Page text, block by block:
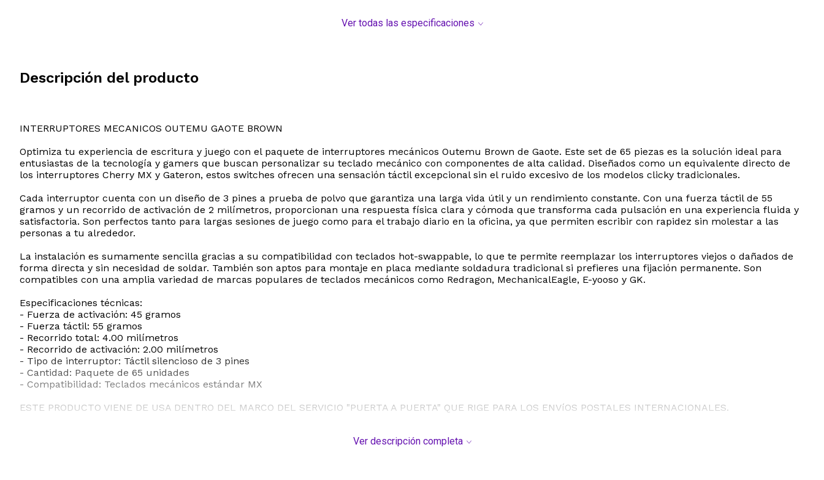
Ver todas las especificaciones
Descripción del producto
INTERRUPTORES MECANICOS OUTEMU GAOTE BROWN
Optimiza tu experiencia de escritura y juego con el paquete de interruptores mecánicos Outemu Brown de Gaote. Este set de 65 piezas es la solución ideal para
entusiastas de la tecnología y gamers que buscan personalizar su teclado mecánico con componentes de alta calidad. Diseñados como un equivalente directo de
los interruptores Cherry MX y Gateron, estos switches ofrecen una sensación táctil excepcional sin el ruido excesivo de los modelos clicky tradicionales.
Cada interruptor cuenta con un diseño de 3 pines a prueba de polvo que garantiza una larga vida útil y un rendimiento constante. Con una fuerza táctil de 55
gramos y un recorrido de activación de 2 milímetros, proporcionan una respuesta física clara y cómoda que transforma cada pulsación en una experiencia fluida y
satisfactoria. Son perfectos tanto para largas sesiones de juego como para el trabajo diario en la oficina, ya que permiten escribir con rapidez sin molestar a las
personas a tu alrededor.
La instalación es sumamente sencilla gracias a su compatibilidad con teclados hot-swappable, lo que te permite reemplazar los interruptores viejos o dañados de
forma directa y sin necesidad de soldar. También son aptos para montaje en placa mediante soldadura tradicional si prefieres una fijación permanente. Son
compatibles con una amplia variedad de marcas populares de teclados mecánicos como Redragon, MechanicalEagle, E-yooso y GK.
Especificaciones técnicas:
- Fuerza de activación: 45 gramos
- Fuerza táctil: 55 gramos
- Recorrido total: 4.00 milímetros
- Recorrido de activación: 2.00 milímetros
- Tipo de interruptor: Táctil silencioso de 3 pines
- Cantidad: Paquete de 65 unidades
- Compatibilidad: Teclados mecánicos estándar MX
ESTE PRODUCTO VIENE DE USA DENTRO DEL MARCO DEL SERVICIO "PUERTA A PUERTA" QUE RIGE PARA LOS ENVíOS POSTALES INTERNACIONALES.
Ver descripción completa